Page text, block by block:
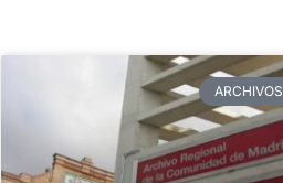
ARCHIVOS